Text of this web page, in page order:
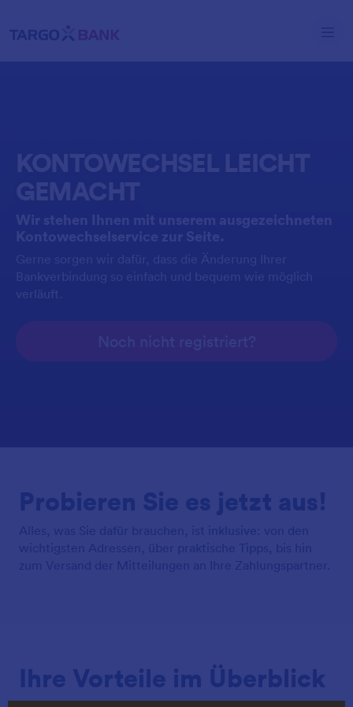
KONTOWECHSEL LEICHT
GEMACHT
Wir stehen Ihnen mit unserem ausgezeichneten
Kontowechselservice zur Seite.
Gerne sorgen wir dafür, dass die Änderung Ihrer
Bankverbindung so einfach und bequem wie möglich
verläuft.
Probieren Sie es jetzt aus!
Alles, was Sie dafür brauchen, ist inklusive: von den
wichtigsten Adressen, über praktische Tipps, bis hin
zum Versand der Mitteilungen an Ihre Zahlungspartner.
Ihre Vorteile im Überblick